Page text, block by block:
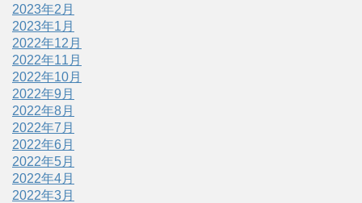
2023年2月
2023年1月
2022年12月
2022年11月
2022年10月
2022年9月
2022年8月
2022年7月
2022年6月
2022年5月
2022年4月
2022年3月